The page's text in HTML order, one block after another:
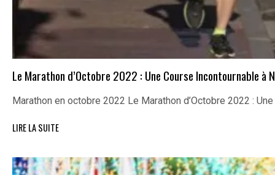
Le Marathon d’Octobre 2022 : Une Course Incontournable à
Marathon en octobre 2022 Le Marathon d’Octobre 2022 :
LIRE LA SUITE